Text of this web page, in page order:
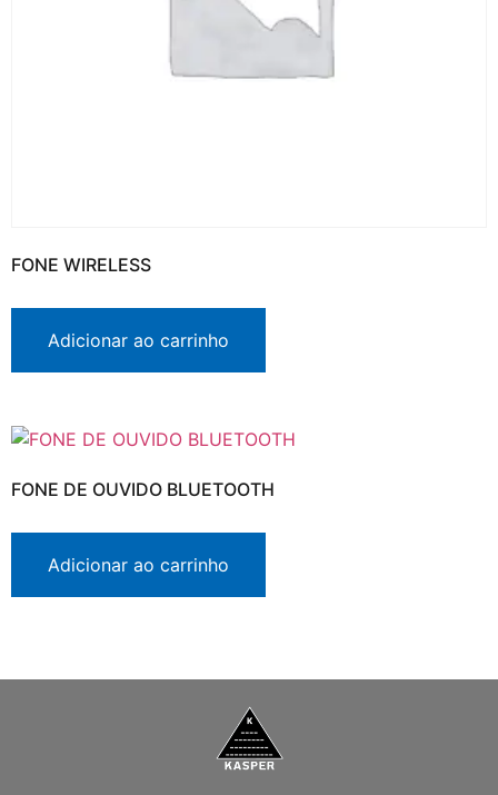
FONE WIRELESS
Adicionar ao carrinho
FONE DE OUVIDO BLUETOOTH
Adicionar ao carrinho